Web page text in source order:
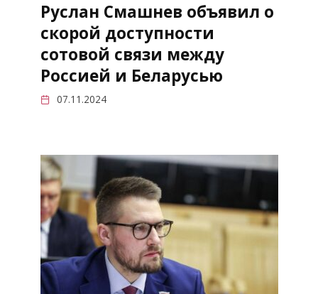
Руслан Смашнев объявил о
скорой доступности
сотовой связи между
Россией и Беларусью
07.11.2024